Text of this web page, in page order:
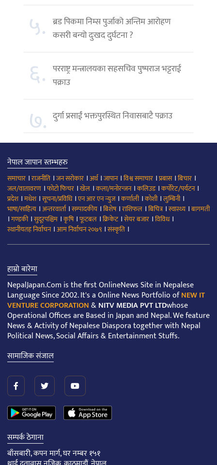
५. ब्रड पिकमा निम्स पुर्जाको अन्तिम आरोहण
कसरी बन्यो दुःखद दुर्घटना ?
६. परराष्ट्र मन्त्रालयका सहसचिव पुष्पराज भट्टराई
पक्राउ
७. दुर्गा प्रसाईं भक्तपुरस्थित निवासबाटै पक्राउ
नेपाल जापान स्तम्भहरु
समाचार ।राजनीति ।जन सरोकार ।अर्थ।जापान।विश्व समाचार ।प्रबास।बिचार ।
जल/वातावरण ।फोटो फिचर ।खेल ।कला/मनोरन्जन।कलिउड।कर्पोरेट/पर्यटन।
प्रदेश।मधेश।सूचना/प्रविधि।एन आर एन न्युज।कर्णाली।कोशी।लुम्बिनी।
भाषा/साहित्य ।अन्तरवार्ता।सम्पादकीय ।बिशेष।राशिफल ।बिचित्र।स्वास्थ्य ।बागमती
।गण्डकी।सुदूरपश्चिम ।कृषि।फूटबल ।क्रिकेट।सेयर बजार ।विविध।
स्थानीयतह निर्वाचन।आम निर्वाचन २०७९ ।संस्कृति ।
हाम्रो बारेमा
NepalJapan.Com is the first OnlineNews Site in Nepalese
Language Since 2002. It's a Online News Portfolio ofNEW IT
VENTURE CORPORATION&NITV MEDIA PVT LTDwhose
Operational Offices are Based in Japan and Nepal. We feature
News & Activity of Nepalese Diaspora together with Nepal
Political News, Social Affairs & Entertainment Stuffs.
सामाजिक संजाल
सम्पर्क ठेगाना
बाँसबारी, कपन मार्ग, घर नम्बर १५१